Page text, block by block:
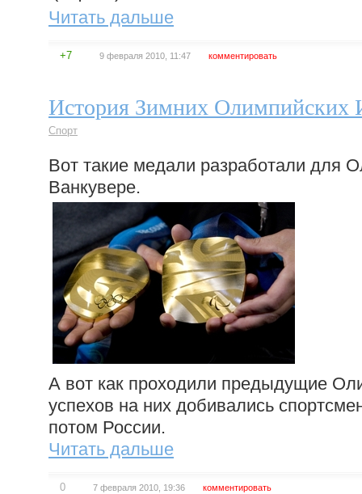
Читать дальше
+7 9 февраля 2010, 11:47 комментировать
История Зимних Олимпийских
Спорт
Вот такие медали разработали для
Ванкувере.
А вот как проходили предыдущие
успехов на них добивались
потом России.
Читать дальше
0 7 февраля 2010, 19:36 комментировать